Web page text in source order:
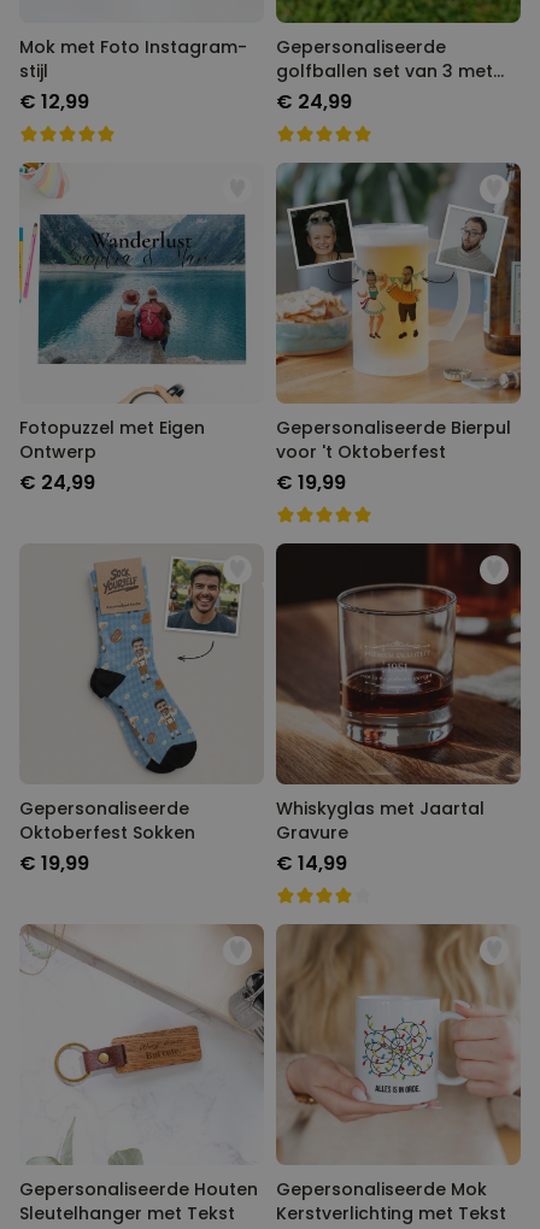
Mok met Foto Instagram-
stijl
€ 12,99
Gepersonaliseerde
golfballen set van 3 met
monogram
€ 24,99
Fotopuzzel met Eigen
Ontwerp
€ 24,99
Gepersonaliseerde Bierpul
voor 't Oktoberfest
€ 19,99
Gepersonaliseerde
Oktoberfest Sokken
€ 19,99
Whiskyglas met Jaartal
Gravure
€ 14,99
Gepersonaliseerde Houten
Sleutelhanger met Tekst
Gepersonaliseerde Mok
Kerstverlichting met Tekst